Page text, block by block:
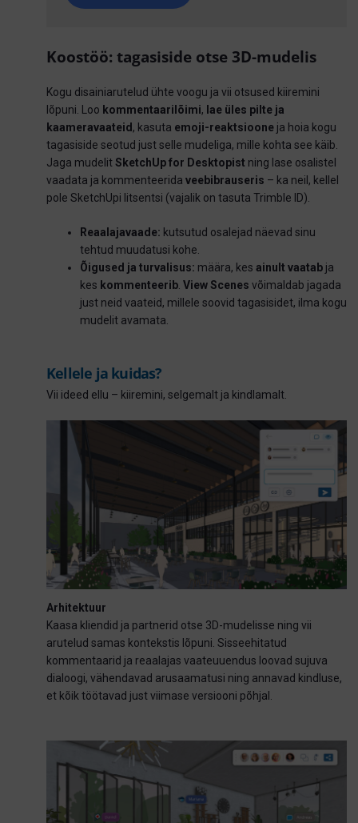
Koostöö: tagasiside otse 3D-mudelis
Kogu disainiarutelud ühte voogu ja vii otsused kiiremini
lõpuni. Loo kommentaarilõimi, lae üles pilte ja
kaameravaateid , kasuta emoji-reaktsiooneja hoia kogu
tagasiside seotud just selle mudeliga, mille kohta see käib.
Jaga mudelit SketchUp for Desktopist ning lase osalistel
vaadata ja kommenteerida veebibrauseris – ka neil, kellel
pole SketchUpi litsentsi (vajalik on tasuta Trimble ID).
Reaalajavaade: kutsutud osalejad näevad sinu
tehtud muudatusi kohe.
Õigused ja turvalisus: määra, kes ainult vaatabja
kes kommenteerib. View Scenes võimaldab jagada
just neid vaateid, millele soovid tagasisidet, ilma kogu
mudelit avamata.
Kellele ja kuidas?
Vii ideed ellu – kiiremini, selgemalt ja kindlamalt.
Arhitektuur
Kaasa kliendid ja partnerid otse 3D-mudelisse ning vii
arutelud samas kontekstis lõpuni. Sisseehitatud
kommentaarid ja reaalajas vaateuuendus loovad sujuva
dialoogi, vähendavad arusaamatusi ning annavad kindluse,
et kõik töötavad just viimase versiooni põhjal.